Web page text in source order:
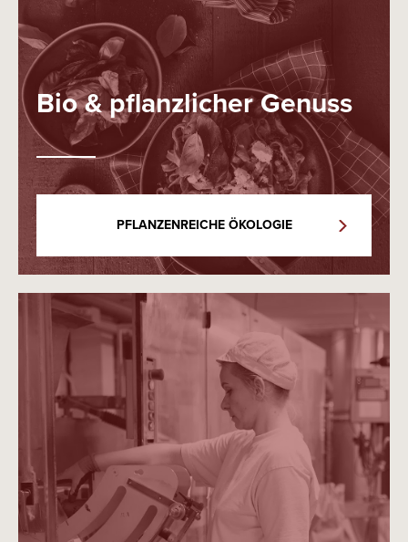
Bio & pflanzlicher Genuss
PFLANZENREICHE ÖKOLOGIE